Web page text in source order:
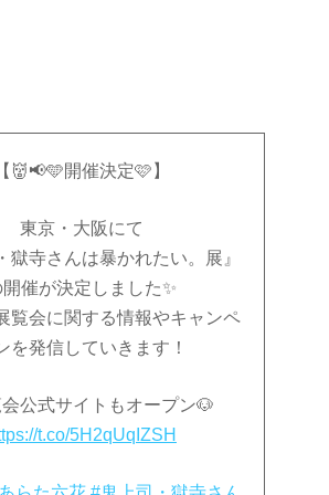
【👹📢🩵開催決定🩷】
東京・大阪にて
獄寺さんは暴かれたい。展』
開催が決定しました✨
覧会に関する情報やキャンペ
を発信していきます！
公式サイトもオープン🐶
t.co/5H2qUqIZSH